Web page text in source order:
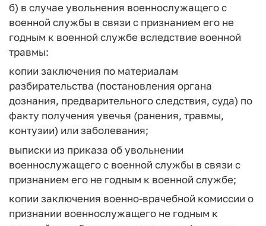
б) в случае увольнения военнослужащего с
военной службы в связи с признанием его не
годным к военной службе вследствие военной
травмы:
копии заключения по материалам
разбирательства (постановления органа
дознания, предварительного следствия, суда) по
факту получения увечья (ранения, травмы,
контузии) или заболевания;
выписки из приказа об увольнении
военнослужащего с военной службы в связи с
признанием его не годным к военной службе;
копии заключения военно-врачебной комиссии о
признании военнослужащего не годным к